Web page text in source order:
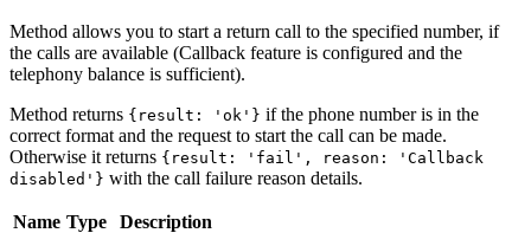
Method allows you to start a return call to the specified number, if
the calls are available (Callback feature is configured and the
telephony balance is sufficient).
Method returns {result: 'ok'} if the phone number is in the
correct format and the request to start the call can be made.
Otherwise it returns {result: 'fail', reason: 'Callback
disabled'} with the call failure reason details.
Name Type
Description